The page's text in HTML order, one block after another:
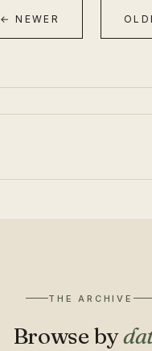
← NEWER
THE ARCHIVE
Browse by